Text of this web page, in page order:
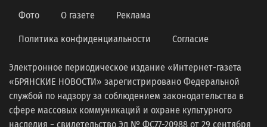
Фото О газете Реклама
Политика конфиденциальности Согласие
Электронное периодическое издание «Интернет-газета
«БРЯНСКИЕ НОВОСТИ» зарегистрировано Федеральной
службой по надзору за соблюдением законодательства в
сфере массовых коммуникаций и охране культурного
наследия − свидетельство Эл № ФС77-20988 от 29 сентября